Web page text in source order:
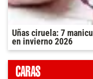
Uñas ciruela: 7
en invierno 2026